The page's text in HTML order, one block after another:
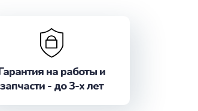
на работы и
запчасти - до 3-х лет